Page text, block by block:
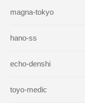
magna-tokyo
hano-ss
echo-denshi
toyo-medic